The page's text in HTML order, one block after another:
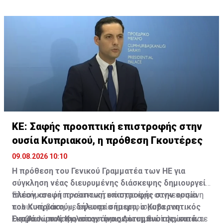
ΚΕ: Σαφής προοπτική επιστροφής στην
ουσία Κυπριακού, η πρόθεση Γκουτέρες
09.08.2026 10:10
Η πρόθεση του Γενικού Γραμματέα των ΗΕ για
σύγκληση νέας διευρυμένης διάσκεψης δημιουργεί
πλέον «σαφή προοπτική επιστροφής στην ουσία
του Κυπριακού», δήλωσε σήμερα ο Κυβερνητικός
Εκπρόσωπος Κωνσταντίνος Λετυμπιώτης, κατά
Επεσήμανε ότι η νέα κινητικότητα έχει συγκεκριμένη
πολιτική βάση, με αφετηρία τα ψηφίσματα του
Συμβουλίου Ασφαλείας, το συμφωνημένο πλαίσιο και
Ο κ. Λετυμπιώτης υπογράμμισε ότι η θυσία των πέντε